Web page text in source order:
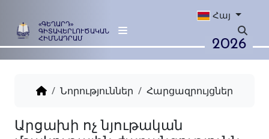
«ԳԵՂԱՐԴ»
ԳԻՏԱՎԵՐԼՈՒԾԱԿԱՆ
ՀԻՄՆԱԴՐԱՄ
Հայ
2026
Նորություններ Հարցազրույցներ